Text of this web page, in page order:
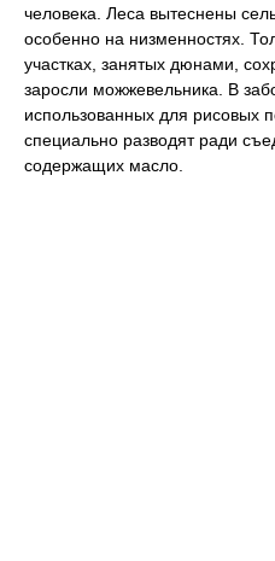
человека. Леса вытеснены
особенно на низменностях.
участках, занятых дюнами,
заросли можжевельника. В
использованных для рисовых
специально разводят ради
содержащих масло.